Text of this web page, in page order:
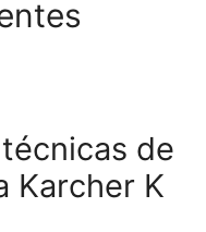
de
Karcher K